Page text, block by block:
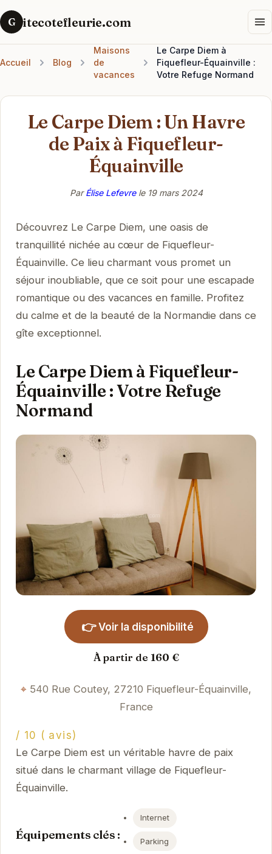
G itecotefleurie.com
Accueil Blog
Maisons
de
vacances
Le Carpe Diem à
Fiquefleur-Équainville :
Votre Refuge Normand
Le Carpe Diem : Un Havre
de Paix à Fiquefleur-
Équainville
ParÉlise Lefevrele 19 mars 2024
Découvrez Le Carpe Diem, une oasis de
tranquillité nichée au cœur de Fiquefleur-
Équainville. Ce lieu charmant vous promet un
séjour inoubliable, que ce soit pour une escapade
romantique ou des vacances en famille. Profitez
du calme et de la beauté de la Normandie dans ce
gîte exceptionnel.
Le Carpe Diem à Fiquefleur-
Équainville : Votre Refuge
Normand
👉 Voir la disponibilité
À partir de 160 €
540 Rue Coutey, 27210 Fiquefleur-Équainville,
France
/ 10 ( avis)
Le Carpe Diem est un véritable havre de paix
situé dans le charmant village de Fiquefleur-
Équainville.
Équipements clés :
Internet
Parking